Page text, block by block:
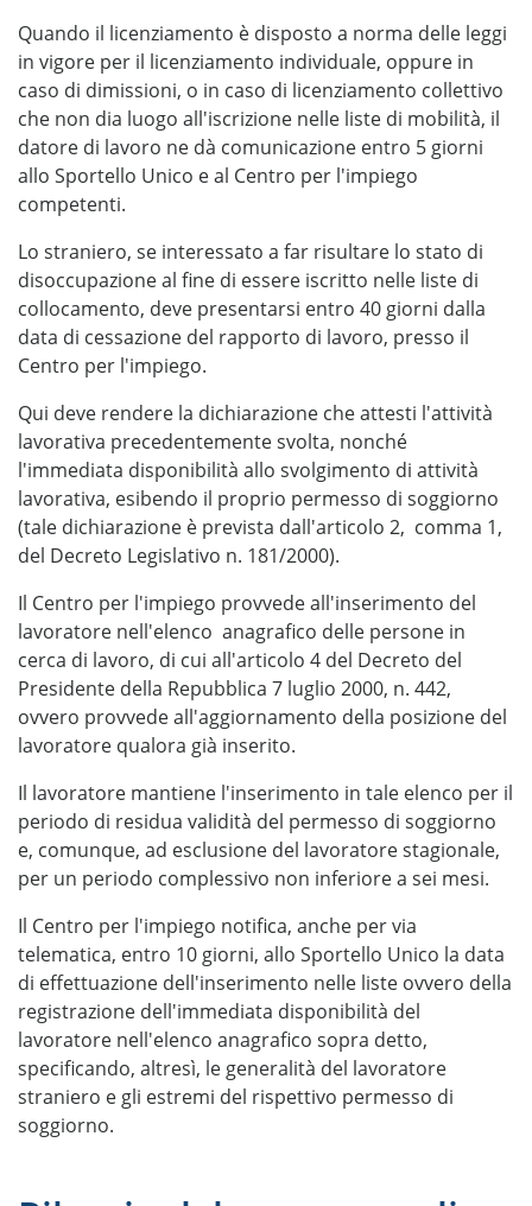
Quando il licenziamento è disposto a norma delle leggi
in vigore per il licenziamento individuale, oppure in
caso di dimissioni, o in caso di licenziamento collettivo
che non dia luogo all'iscrizione nelle liste di mobilità, il
datore di lavoro ne dà comunicazione entro 5 giorni
allo Sportello Unico e al Centro per l'impiego
competenti.
Lo straniero, se interessato a far risultare lo stato di
disoccupazione al fine di essere iscritto nelle liste di
collocamento, deve presentarsi entro 40 giorni dalla
data di cessazione del rapporto di lavoro, presso il
Centro per l'impiego.
Qui deve rendere la dichiarazione che attesti l'attività
lavorativa precedentemente svolta, nonché
l'immediata disponibilità allo svolgimento di attività
lavorativa, esibendo il proprio permesso di soggiorno
(tale dichiarazione è prevista dall'articolo 2, comma 1,
del Decreto Legislativo n. 181/2000).
Il Centro per l'impiego provvede all'inserimento del
lavoratore nell'elenco anagrafico delle persone in
cerca di lavoro, di cui all'articolo 4 del Decreto del
Presidente della Repubblica 7 luglio 2000, n. 442,
ovvero provvede all'aggiornamento della posizione del
lavoratore qualora già inserito.
Il lavoratore mantiene l'inserimento in tale elenco per il
periodo di residua validità del permesso di soggiorno
e, comunque, ad esclusione del lavoratore stagionale,
per un periodo complessivo non inferiore a sei mesi.
Il Centro per l'impiego notifica, anche per via
telematica, entro 10 giorni, allo Sportello Unico la data
di effettuazione dell'inserimento nelle liste ovvero della
registrazione dell'immediata disponibilità del
lavoratore nell'elenco anagrafico sopra detto,
specificando, altresì, le generalità del lavoratore
straniero e gli estremi del rispettivo permesso di
soggiorno.